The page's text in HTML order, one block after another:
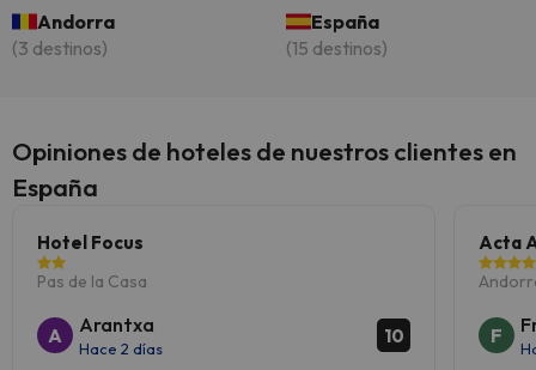
Andorra
(3 destinos)
España
(15 destinos)
Opiniones de hoteles de nuestros clientes en
España
Hotel Focus
Pas de la Casa
A Arantxa
Hace 2 días
10
Acta
F